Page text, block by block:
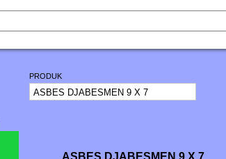
PRODUK
ASBES DJABESMEN 9 X 7